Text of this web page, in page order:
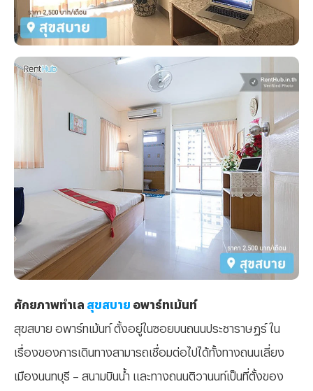
ศักยภาพทำเล สุขสบาย อพาร์ทเม้นท์
สุขสบาย อพาร์ทเม้นท์ ตั้งอยู่ในซอยบนถนนประชาราษฏร์ ใน
เรื่องของการเดินทางสามารถเชื่อมต่อไปได้ทั้งทางถนนเลี่ยง
เมืองนนทบุรี – สนามบินน้ำ และทางถนนติวานนท์เป็นที่ตั้งของ